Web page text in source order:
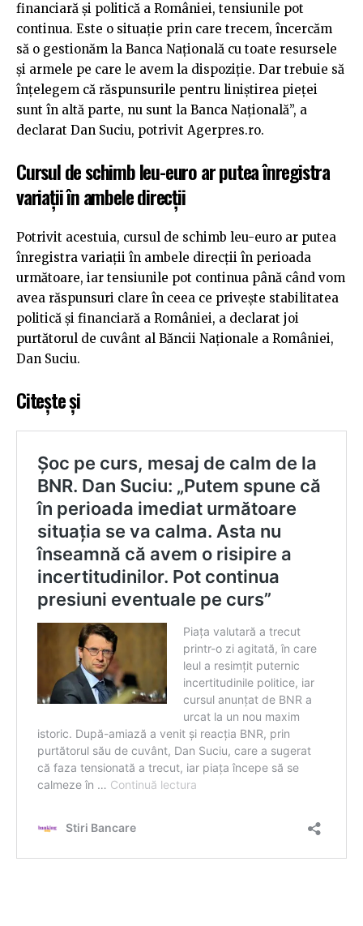
financiară şi politică a României, tensiunile pot
continua. Este o situaţie prin care trecem, încercăm
să o gestionăm la Banca Naţională cu toate resursele
şi armele pe care le avem la dispoziţie. Dar trebuie să
înţelegem că răspunsurile pentru liniştirea pieţei
sunt în altă parte, nu sunt la Banca Naţională”, a
declarat Dan Suciu, potrivit Agerpres.ro.
Cursul de schimb leu-euro ar putea înregistra
variații în ambele direcții
Potrivit acestuia, cursul de schimb leu-euro ar putea
înregistra variații în ambele direcții în perioada
următoare, iar tensiunile pot continua până când vom
avea răspunsuri clare în ceea ce privește stabilitatea
politică și financiară a României, a declarat joi
purtătorul de cuvânt al Băncii Naționale a României,
Dan Suciu.
Citește și